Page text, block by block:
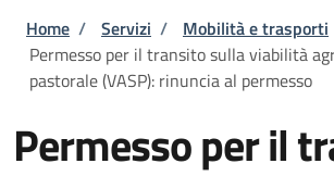
Briciole di pane
Home / Servizi / Mobilità e trasporti
Permesso per il transito sulla viabilità
pastorale (VASP): rinuncia al permesso
Permesso per il